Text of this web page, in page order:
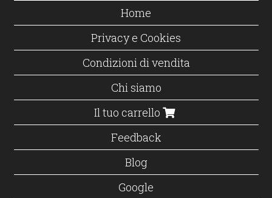
Home
Privacy e Cookies
Condizioni di vendita
Chi siamo
Il tuo carrello
Feedback
Blog
Google